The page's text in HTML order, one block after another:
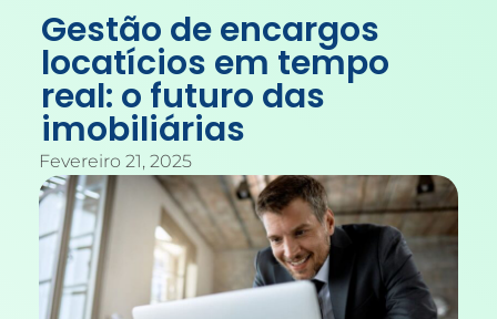
Gestão de encargos
locatícios em tempo
real: o futuro das
imobiliárias
Fevereiro 21, 2025